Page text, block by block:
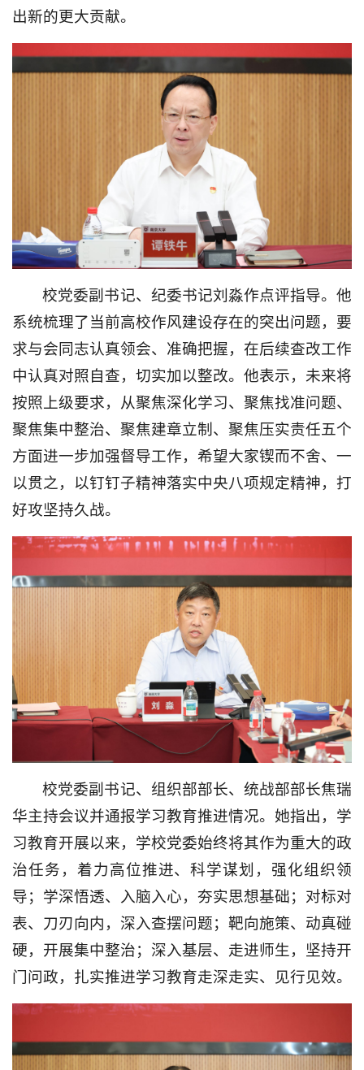
出新的更大贡献。
校党委副书记、纪委书记刘淼作点评指导。他
系统梳理了当前高校作风建设存在的突出问题，要
求与会同志认真领会、准确把握，在后续查改工作
中认真对照自查，切实加以整改。他表示，未来将
按照上级要求，从聚焦深化学习、聚焦找准问题、
聚焦集中整治、聚焦建章立制、聚焦压实责任五个
方面进一步加强督导工作，希望大家锲而不舍、一
以贯之，以钉钉子精神落实中央八项规定精神，打
好攻坚持久战。
校党委副书记、组织部部长、统战部部长焦瑞
华主持会议并通报学习教育推进情况。她指出，学
习教育开展以来，学校党委始终将其作为重大的政
治任务，着力高位推进、科学谋划，强化组织领
导；学深悟透、入脑入心，夯实思想基础；对标对
表、刀刃向内，深入查摆问题；靶向施策、动真碰
硬，开展集中整治；深入基层、走进师生，坚持开
门问政，扎实推进学习教育走深走实、见行见效。